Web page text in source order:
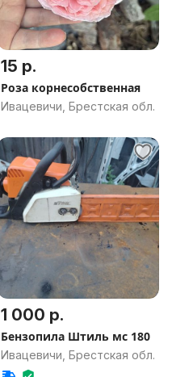
15 р.
Роза корнесобственная
Ивацевичи, Брестская обл.
1 000 р.
Бензопила Штиль мс 180
Ивацевичи, Брестская обл.